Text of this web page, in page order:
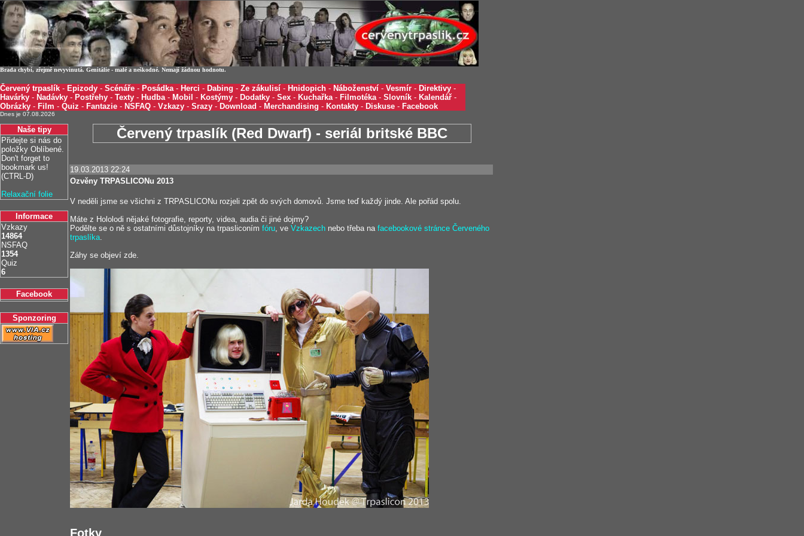
Brada chybí, zřejmě nevyvinutá. Genitálie - malé a neškodné. Nemají žádnou hodnotu.
Červený trpaslík - Epizody - Scénáře - Posádka- Herci - Dabing - Ze zákulisí - Hnidopich - Náboženství - Vesmír - Direktivy -
Havárky - Nadávky - Postřehy - Texty - Hudba- Mobil - Kostýmy - Dodatky - Sex - Kuchařka- Filmotéka- Slovník - Kalendář -
Obrázky - Film - Quiz - Fantazie - NSFAQ - Vzkazy - Srazy - Download - Merchandising - Kontakty - Diskuse - Facebook
Dnes je 07.08.2026
Naše tipy
Přidejte si nás do
položky Oblíbené.
Don't forget to
bookmark us!
(CTRL-D)
Relaxační folie
Informace
Vzkazy
14864
NSFAQ
1354
Quiz
6
Facebook
Sponzoring
Červený trpaslík (Red Dwarf) - seriál britské BBC
19.03.2013 22:24
Ozvěny TRPASLICONu 2013
V neděli jsme se všichni z TRPASLICONu rozjeli zpět do svých domovů. Jsme teď každý jinde. Ale pořád spolu.
Máte z Hololodi nějaké fotografie, reporty, videa, audia či jiné dojmy?
Podělte se o ně s ostatními důstojníky na trpasliconím fóru, ve Vzkazech nebo třeba na facebookové stránce Červeného
trpaslíka.
Záhy se objeví zde.
Fotky